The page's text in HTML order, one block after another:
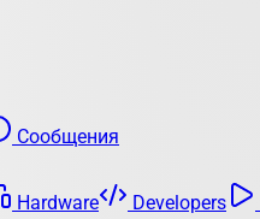
Сообщения
Hardware Developers